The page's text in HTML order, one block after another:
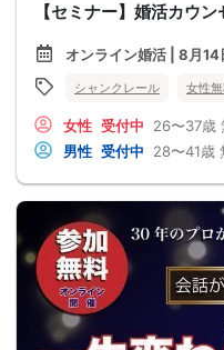
【セミナー】婚活カウ
オンライン婚活 | 8月
シャンクレール 女性
女性 受付中 26〜37歳
男性 受付中 28〜41歳